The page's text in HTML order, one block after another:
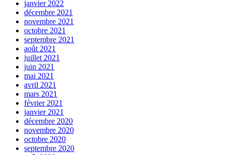
janvier 2022
décembre 2021
novembre 2021
octobre 2021
septembre 2021
août 2021
juillet 2021
juin 2021
mai 2021
avril 2021
mars 2021
février 2021
janvier 2021
décembre 2020
novembre 2020
octobre 2020
septembre 2020